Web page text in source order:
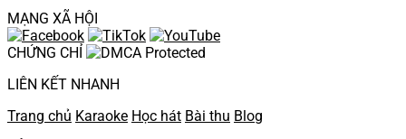
MẠNG XÃ HỘI
CHỨNG CHỈ
LIÊN KẾT NHANH
Trang chủ Karaoke Học hát Bài thu Blog